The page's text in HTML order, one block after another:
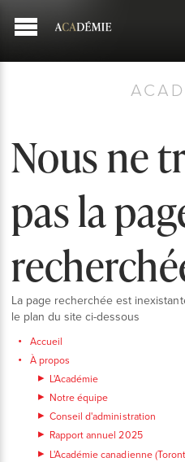
Nous ne
pas la
La page recherchée est
le plan du site ci-dessous
Accueil
À propos
L'Académie
Notre équipe
Conseil d'administration
Rapport annuel 2025
L'Académie canadienne